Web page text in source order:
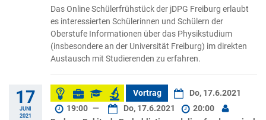
Das Online Schülerfrühstück der jDPG Freiburg erlaubt
es interessierten Schülerinnen und Schülern der
Oberstufe Informationen über das Physikstudium
(insbesondere an der Universität Freiburg) im direkten
Austausch mit Studierenden zu erfahren.
17
JUNI
2021
Vortrag
Do, 17.6.2021
19:00 — Do, 17.6.2021
20:00